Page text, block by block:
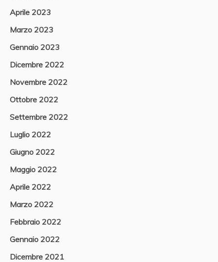
Aprile 2023
Marzo 2023
Gennaio 2023
Dicembre 2022
Novembre 2022
Ottobre 2022
Settembre 2022
Luglio 2022
Giugno 2022
Maggio 2022
Aprile 2022
Marzo 2022
Febbraio 2022
Gennaio 2022
Dicembre 2021